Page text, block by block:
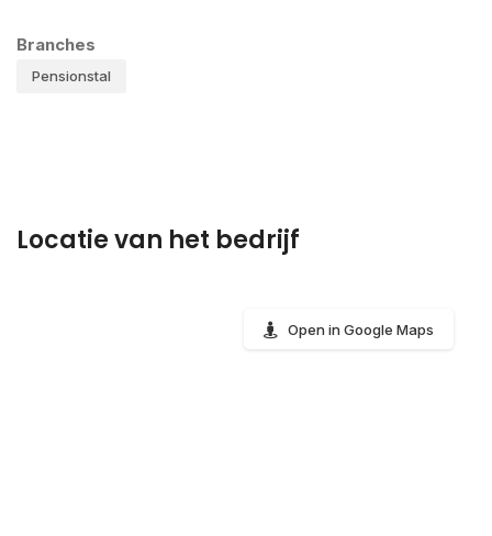
Branches
Pensionstal
Locatie van het bedrijf
Open in Google Maps